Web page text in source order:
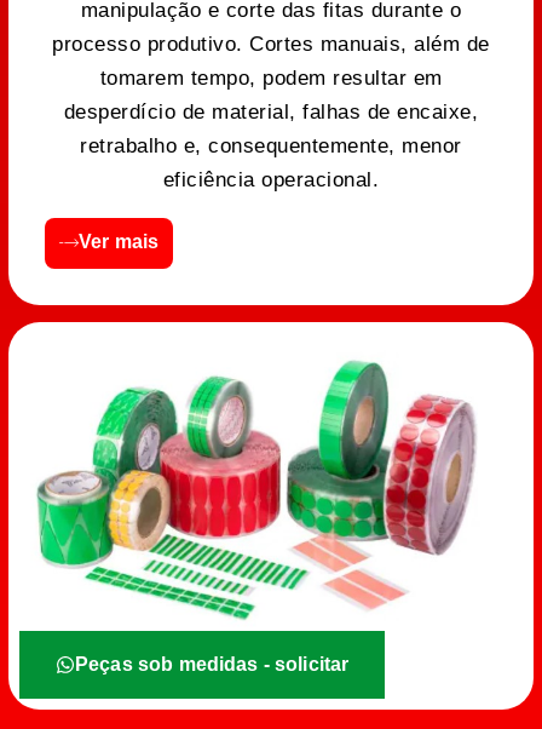
manipulação e corte das fitas durante o
processo produtivo. Cortes manuais, além de
tomarem tempo, podem resultar em
desperdício de material, falhas de encaixe,
retrabalho e, consequentemente, menor
eficiência operacional.
Ver mais
Peças sob medidas - solicitar